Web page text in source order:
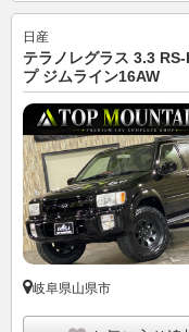
日産
テラノレグラス 3.3
プ ジムライン16AW
岐阜県山県市